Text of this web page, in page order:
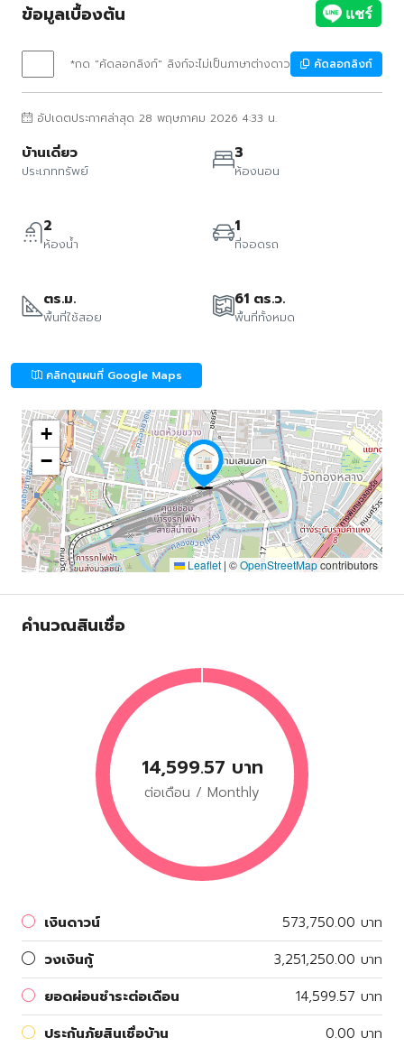
ข้อมูลเบื้องต้น
*กด "คัดลอกลิงก์" ลิงก์จะไม่เป็นภาษาต่างดาว คัดลอกลิงก์
อัปเดตประกาศล่าสุด 28 พฤษภาคม 2026 4:33 น.
บ้านเดี่ยว
ประเภททรัพย์
3
ห้องนอน
2
ห้องน้ำ
1
ที่จอดรถ
ตร.ม.
พื้นที่ใช้สอย
61 ตร.ว.
พื้นที่ทั้งหมด
คลิกดูแผนที่ Google Maps
+
−
Leaflet | ©OpenStreetMapcontributors
คำนวณสินเชื่อ
14,599.57 บาท
ต่อเดือน / Monthly
เงินดาวน์
573,750.00 บาท
วงเงินกู้
3,251,250.00 บาท
ยอดผ่อนชำระต่อเดือน
14,599.57 บาท
ประกันภัยสินเชื่อบ้าน
0.00 บาท